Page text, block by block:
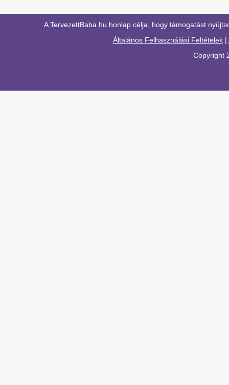
A TervezettBaba.hu honlap célja, hogy támogatást
Általános Felhasználási Feltételek|
Copyright